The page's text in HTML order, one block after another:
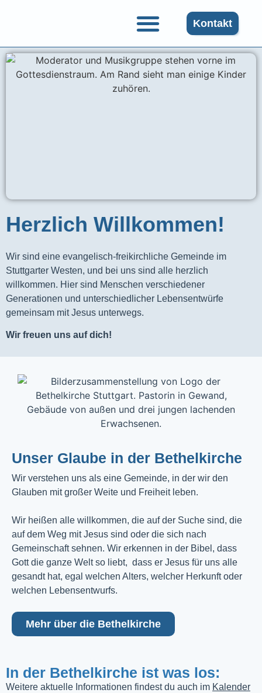
Kontakt
Herzlich Willkommen!
Wir sind eine evangelisch-freikirchliche Gemeinde im
Stuttgarter Westen, und bei uns sind alle herzlich
willkommen. Hier sind Menschen verschiedener
Generationen und unterschiedlicher Lebensentwürfe
gemeinsam mit Jesus unterwegs.
Wir freuen uns auf dich!
Unser Glaube in der Bethelkirche
Wir verstehen uns als eine Gemeinde, in der wir den
Glauben mit großer Weite und Freiheit leben.
Wir heißen alle willkommen, die auf der Suche sind, die
auf dem Weg mit Jesus sind oder die sich nach
Gemeinschaft sehnen. Wir erkennen in der Bibel, dass
Gott die ganze Welt so liebt, dass er Jesus für uns alle
gesandt hat, egal welchen Alters, welcher Herkunft oder
welchen Lebensentwurfs.
Mehr über die Bethelkirche
In der Bethelkirche ist was los:
Weitere aktuelle Informationen findest du auch im Kalender